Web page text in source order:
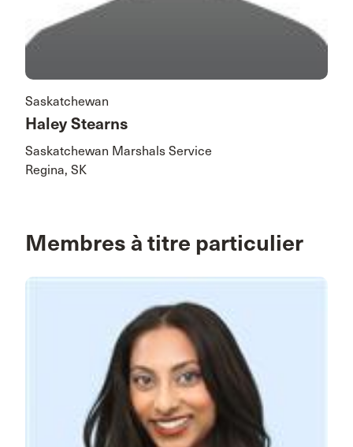
Saskatchewan
Haley Stearns
Saskatchewan Marshals Service
Regina, SK
Membres à titre particulier